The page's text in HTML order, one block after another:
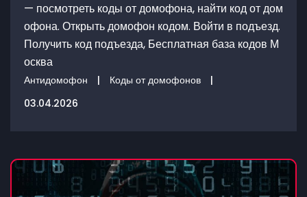
— посмотреть коды от домофона, найти код от дом
офона. Открыть домофон кодом. Войти в подъезд.
Получить код подъезда, Бесплатная база кодов М
осква
Антидомофон | Коды от домофонов
|
03.04.2026